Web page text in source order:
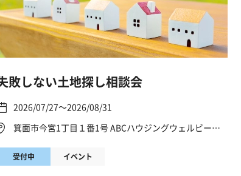
敗しない土地探し相談会
2026/07/27～2026/08/31
箕面市今宮1丁目１番1号 ABCハウジングウェルビーみのお
受付中 イベント